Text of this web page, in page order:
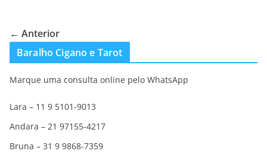
← Anterior
Baralho Cigano e Tarot
Marque uma consulta online pelo WhatsApp
Lara – 11 9 5101-9013
Andara – 21 97155-4217
Bruna – 31 9 9868-7359